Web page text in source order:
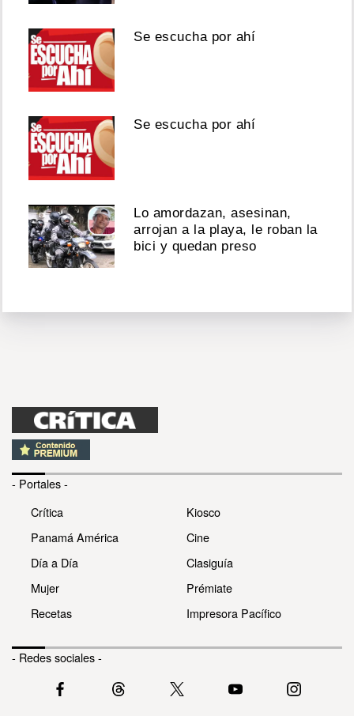
Se escucha por ahí
Se escucha por ahí
Lo amordazan, asesinan,
arrojan a la playa, le roban la
bici y quedan preso
- Portales -
Crítica
Panamá América
Día a Día
Mujer
Recetas
Kiosco
Cine
Clasiguía
Prémiate
Impresora Pacífico
- Redes sociales -